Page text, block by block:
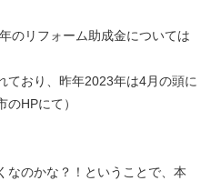
のリフォーム助成金については
ており、昨年2023年は4月の頭に
HPにて）
なのかな？！ということで、本